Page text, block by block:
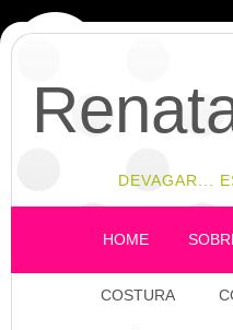
DEVAGAR...
HOME
COSTURA